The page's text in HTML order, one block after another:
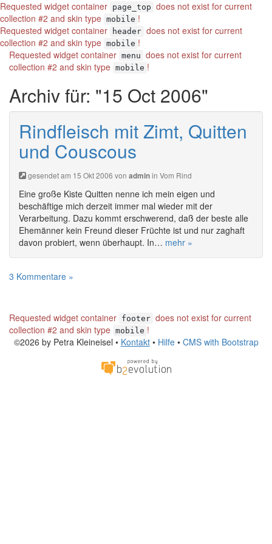
Requested widget container page_top does not exist for current
collection #2 and skin type mobile !
Requested widget container
header does not exist for current
collection #2 and skin type mobile !
Requested widget container menu does not exist for current
collection #2 and skin type mobile !
Archiv für: "15 Oct 2006"
Rindfleisch mit Zimt, Quitten
und Couscous
gesendet am 15 Okt 2006 von adminin Vom Rind
Eine große Kiste Quitten nenne ich mein eigen und
beschäftige mich derzeit immer mal wieder mit der
Verarbeitung. Dazu kommt erschwerend, daß der beste alle
Ehemänner kein Freund dieser Früchte ist und nur zaghaft
davon probiert, wenn überhaupt. In… mehr »
3 Kommentare »
Requested widget container footer does not exist for current
collection #2 and skin type mobile !
©2026 by Petra Kleineisel • Kontakt• Hilfe• CMS with Bootstrap